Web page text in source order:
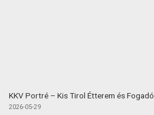
KKV Portré – Kis Tirol Étterem és Fogadó
2026-05-29